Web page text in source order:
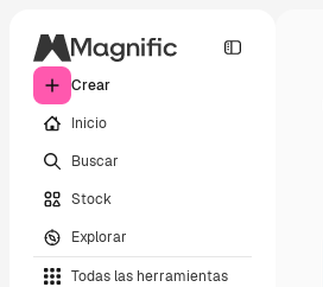
Crear
Inicio
Buscar
Stock
Explorar
Todas las herramientas